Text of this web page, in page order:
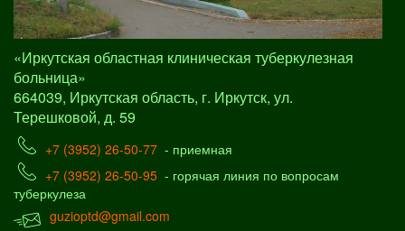
«Иркутская областная клиническая туберкулезная
больница»
664039, Иркутская область, г. Иркутск, ул.
Терешковой, д. 59
+7 (3952) 26-50-77 - приемная
+7 (3952) 26-50-95 - горячая линия по вопросам
туберкулеза
guzioptd@gmail.com